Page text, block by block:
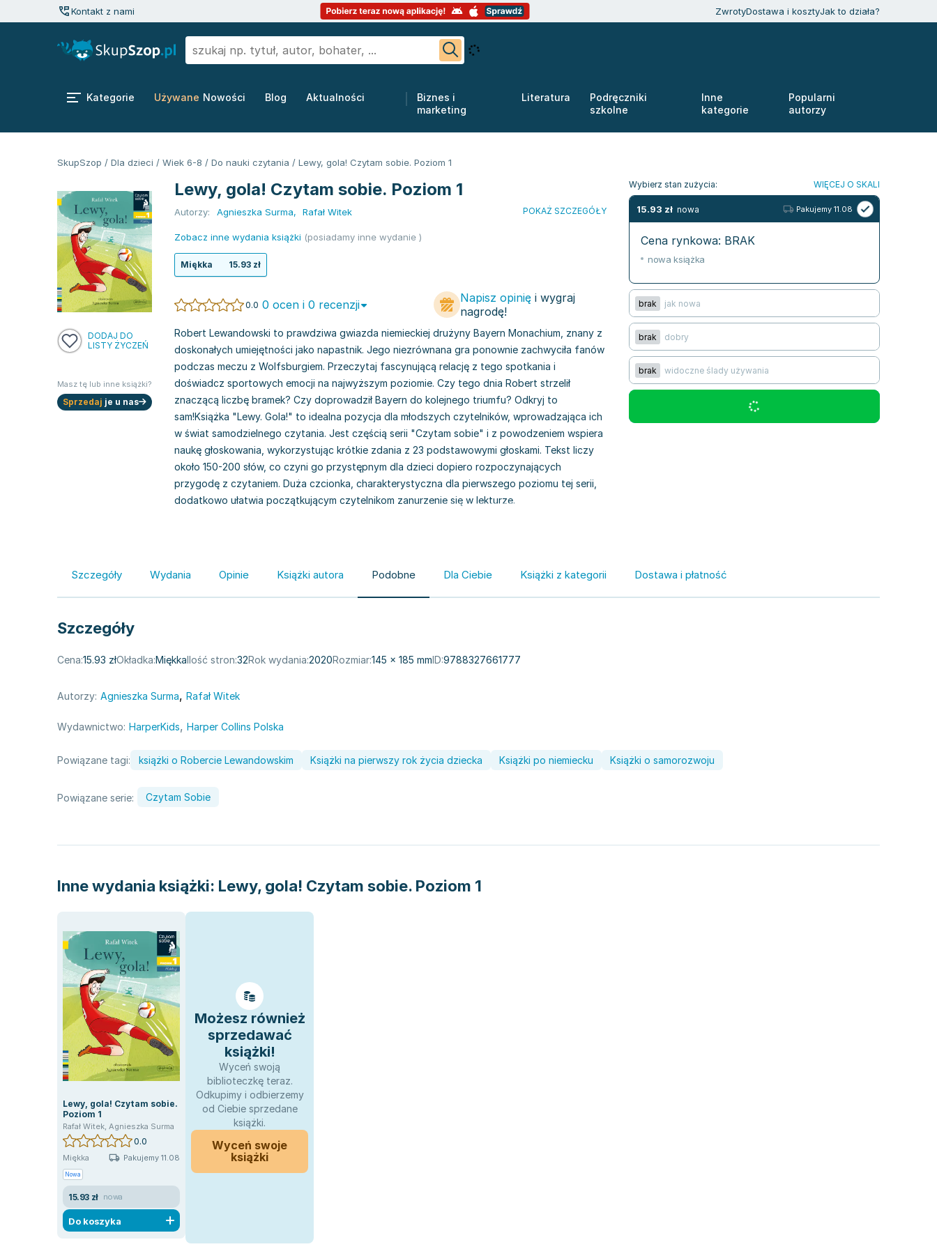
Kontakt z nami ZwrotyDostawa i kosztyJak to działa?
Kategorie Używane Nowości Blog Aktualności
Biznes i
marketing
Literatura
Podręczniki
szkolne
Inne
kategorie
Popularni
autorzy
SkupSzop / Dla dzieci / Wiek 6-8 / Do nauki czytania / Lewy, gola! Czytam sobie. Poziom 1
DODAJ DO
LISTY ŻYCZEŃ
Masz tę lub inne książki?
Sprzedaj je u nas
Lewy, gola! Czytam sobie. Poziom 1
Autorzy: Agnieszka Surma, Rafał Witek POKAŻ SZCZEGÓŁY
Zobacz inne wydania książki (posiadamy inne wydanie )
Miękka 15.93 zł
0.0 0 ocen i 0 recenzji Napisz opinię i wygraj
nagrodę!
Robert Lewandowski to prawdziwa gwiazda niemieckiej drużyny Bayern Monachium, znany z
doskonałych umiejętności jako napastnik. Jego niezrównana gra ponownie zachwyciła fanów
podczas meczu z Wolfsburgiem. Przeczytaj fascynującą relację z tego spotkania i
doświadcz sportowych emocji na najwyższym poziomie. Czy tego dnia Robert strzelił
znaczącą liczbę bramek? Czy doprowadził Bayern do kolejnego triumfu? Odkryj to
sam!Książka "Lewy. Gola!" to idealna pozycja dla młodszych czytelników, wprowadzająca ich
w świat samodzielnego czytania. Jest częścią serii "Czytam sobie" i z powodzeniem wspiera
naukę głoskowania, wykorzystując krótkie zdania z 23 podstawowymi głoskami. Tekst liczy
około 150-200 słów, co czyni go przystępnym dla dzieci dopiero rozpoczynających
przygodę z czytaniem. Duża czcionka, charakterystyczna dla pierwszego poziomu tej serii,
dodatkowo ułatwia początkującym czytelnikom zanurzenie się w lekturze.
Wybierz stan zużycia: WIĘCEJ O SKALI
15.93 zł nowa Pakujemy 11.08
Cena rynkowa: BRAK
nowa książka
brak jak nowa
brak dobry
brak widoczne ślady używania
Szczegóły Wydania Opinie Książki autora Podobne Dla Ciebie Książki z kategorii Dostawa i płatność
Szczegóły
Cena:15.93 złOkładka:MiękkaIlość stron:32Rok wydania:2020Rozmiar:145 × 185 mmID:9788327661777
Autorzy: Agnieszka Surma, Rafał Witek
Wydawnictwo: HarperKids, Harper Collins Polska
Powiązane tagi: książki o Robercie Lewandowskim Książki na pierwszy rok życia dziecka Książki po niemiecku Książki o samorozwoju
Powiązane serie: Czytam Sobie
Inne wydania książki: Lewy, gola! Czytam sobie. Poziom 1
Lewy, gola! Czytam sobie.
Poziom 1
Rafał Witek, Agnieszka Surma
0.0
Miękka Pakujemy 11.08
Nowa
15.93 zł nowa
Do koszyka
Możesz również
sprzedawać
książki!
Wyceń swoją
biblioteczkę teraz.
Odkupimy i odbierzemy
od Ciebie sprzedane
książki.
Wyceń swoje
książki